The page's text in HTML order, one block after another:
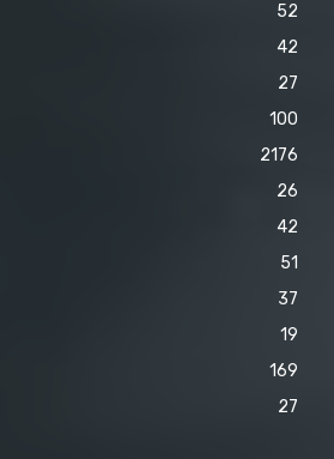
52
42
27
100
2176
26
42
51
37
19
169
27